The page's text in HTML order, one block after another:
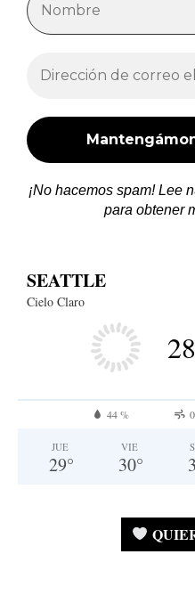
¡No hacemos spam! Lee
para obtener
SEATTLE
Cielo Claro
44 %
JUE
29°
VIE
30°